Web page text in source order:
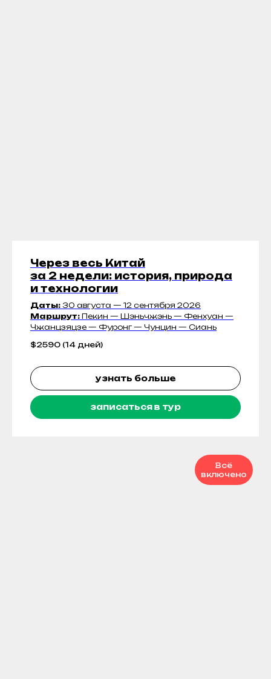
Через весь Китай
за 2 недели: история, природа
и технологии
Даты: 30 августа — 12 сентября 2026
Маршрут: Пекин — Шэньчжэнь — Фенхуан —
Чжанцзяцзе — Фуронг — Чунцин — Сиань
$2590 (14 дней)
узнать больше
записаться в тур
Всё
включено